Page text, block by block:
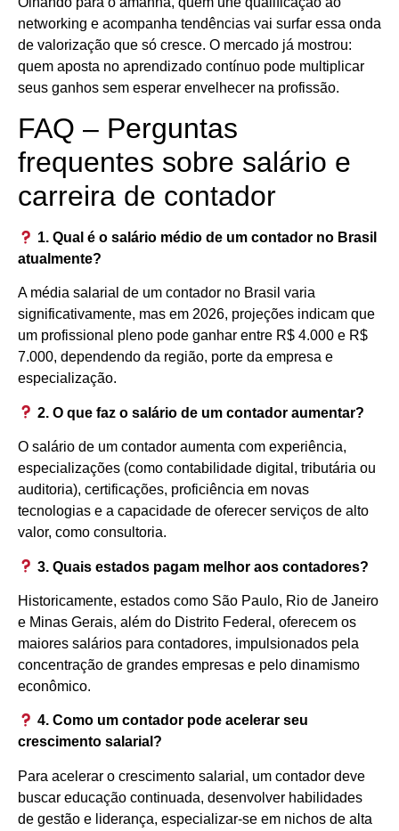
networking e acompanha tendências vai surfar essa onda
de valorização que só cresce. O mercado já mostrou:
quem aposta no aprendizado contínuo pode multiplicar
seus ganhos sem esperar envelhecer na profissão.
FAQ – Perguntas
frequentes sobre salário e
carreira de contador
1. Qual é o salário médio de um contador no Brasil
atualmente?
A média salarial de um contador no Brasil varia
significativamente, mas em 2026, projeções indicam que
um profissional pleno pode ganhar entre R$ 4.000 e R$
7.000, dependendo da região, porte da empresa e
especialização.
2. O que faz o salário de um contador aumentar?
O salário de um contador aumenta com experiência,
especializações (como contabilidade digital, tributária ou
auditoria), certificações, proficiência em novas
tecnologias e a capacidade de oferecer serviços de alto
valor, como consultoria.
3. Quais estados pagam melhor aos contadores?
Historicamente, estados como São Paulo, Rio de Janeiro
e Minas Gerais, além do Distrito Federal, oferecem os
maiores salários para contadores, impulsionados pela
concentração de grandes empresas e pelo dinamismo
econômico.
4. Como um contador pode acelerar seu
crescimento salarial?
Para acelerar o crescimento salarial, um contador deve
buscar educação continuada, desenvolver habilidades
de gestão e liderança, especializar-se em nichos de alta